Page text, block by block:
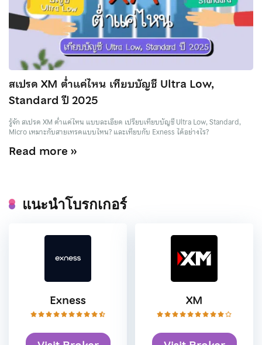
สเปรด XM ต่ำแค่ไหน เทียบบัญชี Ultra Low,
Standard ปี 2025
รู้จัก สเปรด XM ต่ำแค่ไหน แบบละเอียด เปรียบเทียบบัญชี Ultra Low, Standard,
Micro เหมาะกับสายเทรดแบบไหน? และเทียบกับ Exness ได้อย่างไร?
Read more »
แนะนำโบรกเกอร์
Exness XM